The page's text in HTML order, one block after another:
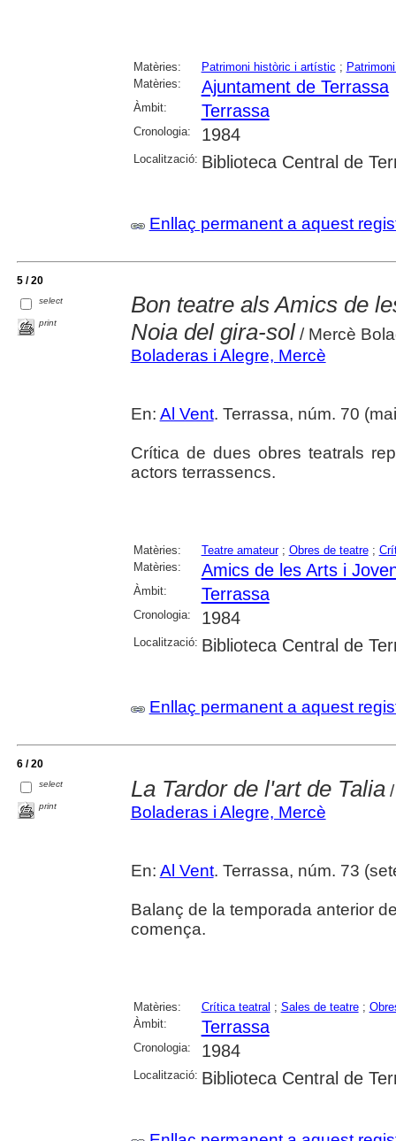
Matèries: Patrimoni històric i artístic ;
Matèries:
Ajuntament de Terrassa
Àmbit: Terrassa
Cronologia: 1984
Localització: Biblioteca Central de
Enllaç permanent a aquest
5 / 20
select
print
Bon teatre als Amics de
Noia del gira-sol/ Mercè
Boladeras i Alegre, Mercè
En: Al Vent. Terrassa, núm. 70
Crítica de dues obres teatrals
actors terrassencs.
Matèries: Teatre amateur; Obres de teatre;
Matèries:
Amics de les Arts i
Àmbit: Terrassa
Cronologia: 1984
Localització: Biblioteca Central de
Enllaç permanent a aquest
6 / 20
select
print
La Tardor de l'art de Talia/
Boladeras i Alegre, Mercè
En: Al Vent. Terrassa, núm. 73
Balanç de la temporada anterior
comença.
Matèries: Crítica teatral ; Sales de teatre;
Àmbit:
Terrassa
Cronologia: 1984
Localització: Biblioteca Central de